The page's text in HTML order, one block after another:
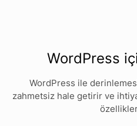
WordPress
WordPress ile
zahmetsiz hale getirir ve